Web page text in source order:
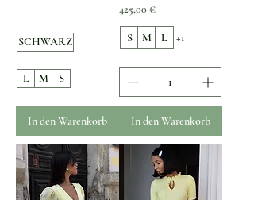
SCHWARZ
L M S
In den Warenkorb
Preis
425,00 €
S M L +1
In den Warenkorb